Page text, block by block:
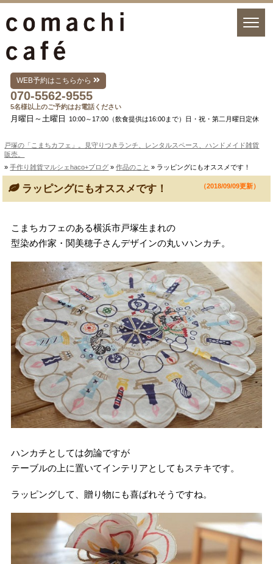
WEB予約はこちらから
070-5562-9555
5名様以上のご予約はお電話ください
月曜日～土曜日 10:00～17:00（飲食提供は16:00まで）日・祝・第二月曜日定休
戸塚の「こまちカフェ」。見守りつきランチ、レンタルスペース、ハンドメイド雑貨
販売。
»手作り雑貨マルシェhaco+ブログ »作品のこと » ラッピングにもオススメです！
ラッピングにもオススメです！ （2018/09/09更新）
こまちカフェのある横浜市戸塚生まれの
型染め作家・関美穂子さんデザインの丸いハンカチ。
ハンカチとしては勿論ですが
テーブルの上に置いてインテリアとしてもステキです。
ラッピングして、贈り物にも喜ばれそうですね。